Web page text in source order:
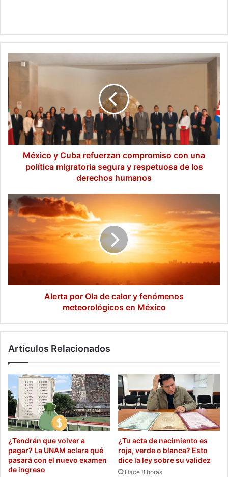
y
Cuba
compromiso
con
una
política
migratoria
segura
derechos
humanos
México y Cuba refuerzan compromiso con una
política migratoria segura y respetuosa de los
derechos humanos
Alerta
por
calor
fenómenos
en
Alerta por Ola de calor y fenómenos
meteorológicos en México
Artículos Relacionados
¿Tendrán que volver a
pagar? La UNAM aclara qué
pasará con el nuevo examen
de ingreso
¿Tu acta de nacimiento es
roja, verde o blanca? Esto
dice la ley sobre su validez
Hace 8 horas